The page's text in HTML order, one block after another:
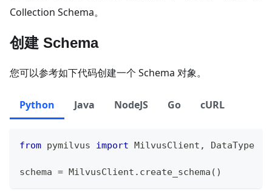
Collection Schema。
创建 Schema
您可以参考如下代码创建一个 Schema 对象。
Python Java NodeJS Go cURL
from pymilvus import MilvusClient , DataType
schema = MilvusClient . create_schema ( )